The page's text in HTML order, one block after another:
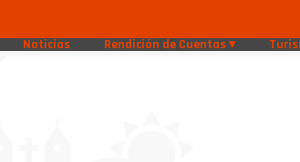
Noticias Rendición de Cuentas